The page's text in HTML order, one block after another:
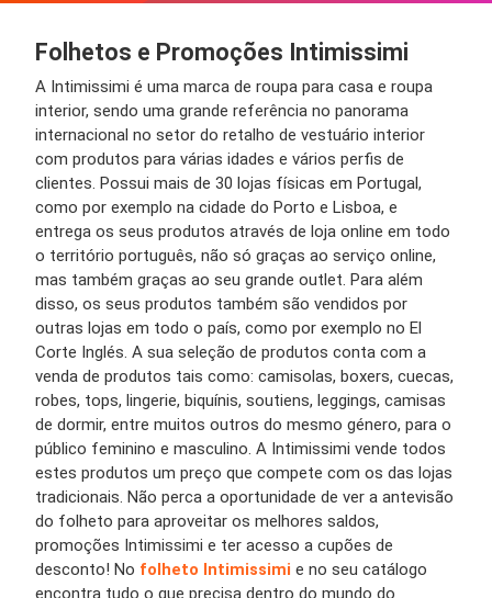
Folhetos e Promoções Intimissimi
A Intimissimi é uma marca de roupa para casa e roupa
interior, sendo uma grande referência no panorama
internacional no setor do retalho de vestuário interior
com produtos para várias idades e vários perfis de
clientes. Possui mais de 30 lojas físicas em Portugal,
como por exemplo na cidade do Porto e Lisboa, e
entrega os seus produtos através de loja online em todo
o território português, não só graças ao serviço online,
mas também graças ao seu grande outlet. Para além
disso, os seus produtos também são vendidos por
outras lojas em todo o país, como por exemplo no El
Corte Inglés. A sua seleção de produtos conta com a
venda de produtos tais como: camisolas, boxers, cuecas,
robes, tops, lingerie, biquínis, soutiens, leggings, camisas
de dormir, entre muitos outros do mesmo género, para o
público feminino e masculino. A Intimissimi vende todos
estes produtos um preço que compete com os das lojas
tradicionais. Não perca a oportunidade de ver a antevisão
do folheto para aproveitar os melhores saldos,
promoções Intimissimi e ter acesso a cupões de
desconto! No folheto Intimissimi e no seu catálogo
encontra tudo o que precisa dentro do mundo do